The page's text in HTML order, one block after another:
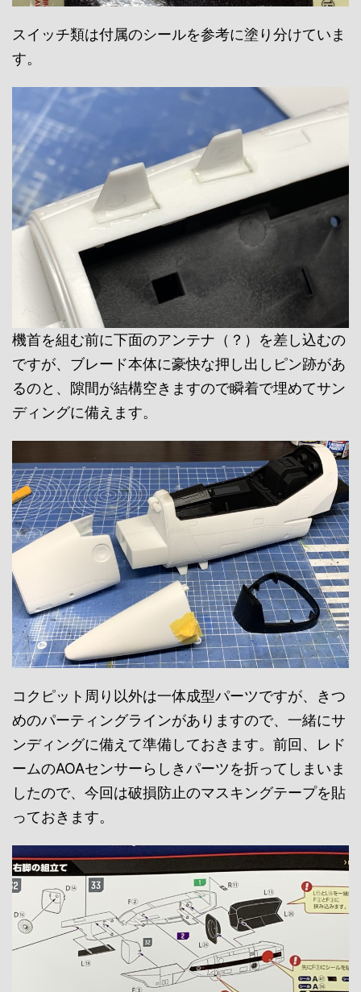
スイッチ類は付属のシールを参考に塗り分けていま
す。
機首を組む前に下面のアンテナ（？）を差し込むの
ですが、ブレード本体に豪快な押し出しピン跡があ
るのと、隙間が結構空きますので瞬着で埋めてサン
ディングに備えます。
コクピット周り以外は一体成型パーツですが、きつ
めのパーティングラインがありますので、一緒にサ
ンディングに備えて準備しておきます。前回、レド
ームのAOAセンサーらしきパーツを折ってしまいま
したので、今回は破損防止のマスキングテープを貼
っておきます。